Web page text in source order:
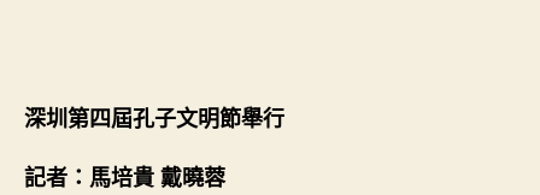
深圳第四屆孔子文明節舉行
記者：馬培貴 戴曉蓉